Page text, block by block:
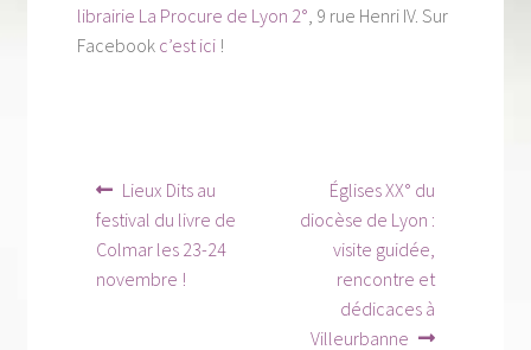
librairie La Procure de Lyon 2°, 9 rue Henri IV. Sur
Facebook c’est ici!
Navigation
de
l’article
Article
précédent :
Lieux Dits au
festival du livre de
Colmar les 23-24
novembre !
Article
suivant :
Églises XX° du
diocèse de Lyon :
visite guidée,
rencontre et
dédicaces à
Villeurbanne